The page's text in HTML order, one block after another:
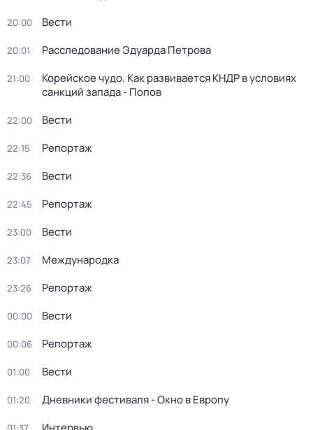
20:00 Вести
20:01 Расследование Эдуарда Петрова
21:00
Корейское чудо. Как развивается КНДР в условиях
санкций запада - Попов
22:00 Вести
22:15 Репортаж
22:36 Вести
22:45 Репортаж
23:00 Вести
23:07 Международка
23:26 Репортаж
00:00 Вести
00:06 Репортаж
01:00 Вести
01:20 Дневники фестиваля - Окно в Европу